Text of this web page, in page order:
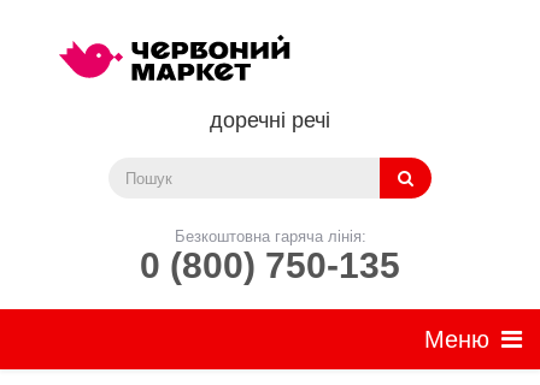
доречні речі
Безкоштовна гаряча лінія:
0 (800) 750-135